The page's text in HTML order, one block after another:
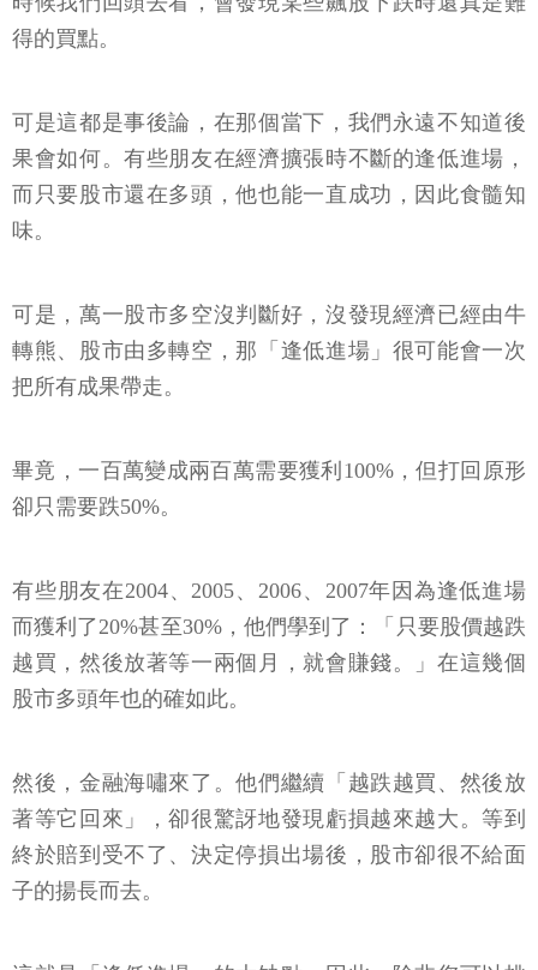
得的買點。
可是這都是事後論，在那個當下，我們永遠不知道後
果會如何。有些朋友在經濟擴張時不斷的逢低進場，
而只要股市還在多頭，他也能一直成功，因此食髓知
味。
可是，萬一股市多空沒判斷好，沒發現經濟已經由牛
轉熊、股市由多轉空，那「逢低進場」很可能會一次
把所有成果帶走。
畢竟，一百萬變成兩百萬需要獲利100%，但打回原形
卻只需要跌50%。
有些朋友在2004、2005、2006、2007年因為逢低進場
而獲利了20%甚至30%，他們學到了：「只要股價越跌
越買，然後放著等一兩個月，就會賺錢。」在這幾個
股市多頭年也的確如此。
然後，金融海嘯來了。他們繼續「越跌越買、然後放
著等它回來」，卻很驚訝地發現虧損越來越大。等到
終於賠到受不了、決定停損出場後，股市卻很不給面
子的揚長而去。